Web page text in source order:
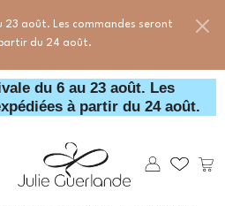
août. Les commandes seront
du 24 août.
du 6 au 23 août. Les
à partir du 24 août.
Mes